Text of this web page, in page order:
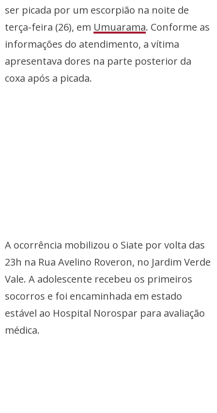
ser picada por um escorpião na noite de
terça-feira (26), em Umuarama. Conforme as
informações do atendimento, a vítima
apresentava dores na parte posterior da
coxa após a picada.
A ocorrência mobilizou o Siate por volta das
23h na Rua Avelino Roveron, no Jardim Verde
Vale. A adolescente recebeu os primeiros
socorros e foi encaminhada em estado
estável ao Hospital Norospar para avaliação
médica.